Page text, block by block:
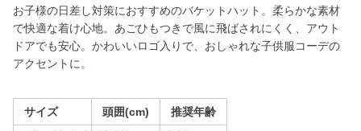
お子様の日差し対策におすすめのバケットハット。柔らかな素材
で快適な着け心地。あごひもつきで風に飛ばされにくく、アウト
ドアでも安心。かわいいロゴ入りで、おしゃれな子供服コーデの
アクセントに。
サイズ 頭囲(cm) 推奨年齢